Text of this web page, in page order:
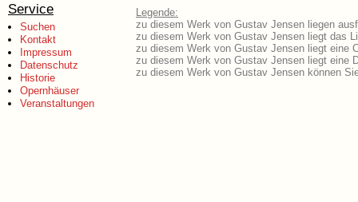
Service
Suchen
Kontakt
Impressum
Datenschutz
Historie
Opernhäuser
Veranstaltungen
Legende:
zu diesem Werk von Gustav Jensen liegen
zu diesem Werk von Gustav Jensen liegt das
zu diesem Werk von Gustav Jensen liegt eine
zu diesem Werk von Gustav Jensen liegt eine
zu diesem Werk von Gustav Jensen können